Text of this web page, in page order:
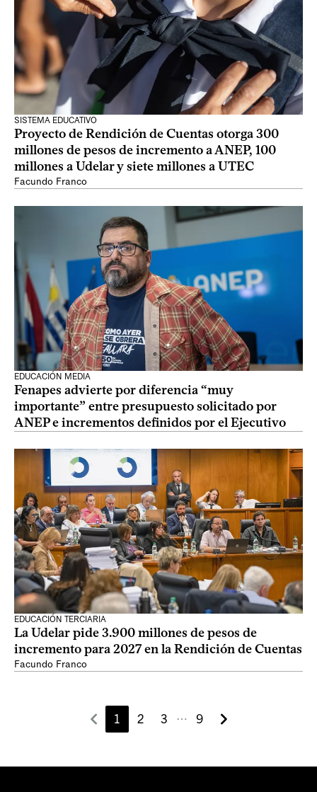
SISTEMA EDUCATIVO
Proyecto de Rendición de Cuentas otorga 300
millones de pesos de incremento a ANEP, 100
millones a Udelar y siete millones a UTEC
Facundo Franco
EDUCACIÓN MEDIA
Fenapes advierte por diferencia “muy
importante” entre presupuesto solicitado por
ANEP e incrementos definidos por el Ejecutivo
EDUCACIÓN TERCIARIA
La Udelar pide 3.900 millones de pesos de
incremento para 2027 en la Rendición de Cuentas
Facundo Franco
1 2 3 ⋯ 9